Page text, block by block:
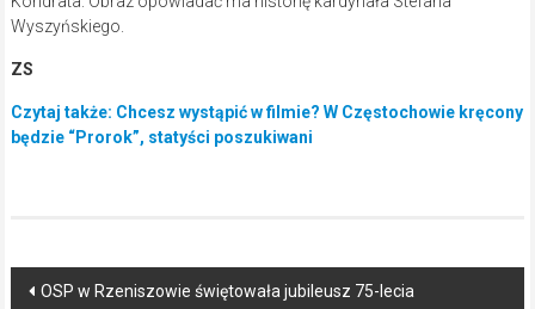
Wyszyńskiego.
ZS
Czytaj także: Chcesz wystąpić w filmie? W Częstochowie kręcony
będzie “Prorok”, statyści poszukiwani
Post
OSP w Rzeniszowie świętowała jubileusz 75-lecia